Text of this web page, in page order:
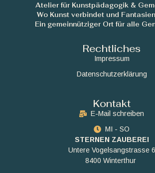
Atelier für Kunstpädagogik &
Wo Kunst verbindet und
Ein gemeinnütziger Ort für alle
Rechtliches
Impressum
Datenschutzerklärung
Kontakt
E-Mail schreiben
MI - SO
STERNEN ZAUBEREI
Untere Vogelsangstrasse 6
8400 Winterthur